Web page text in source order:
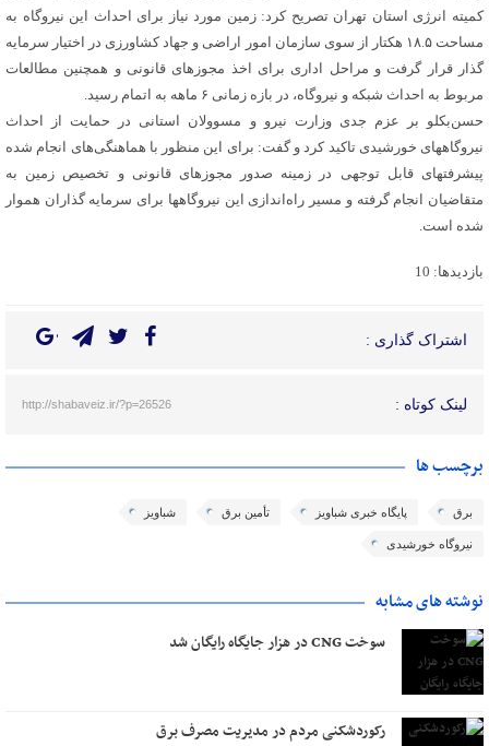
کمیته انرژی استان تهران تصریح کرد: زمین مورد نیاز برای احداث این نیروگاه به
مساحت ۱۸.۵ هکتار از سوی سازمان امور اراضی و جهاد کشاورزی در اختیار سرمایه
گذار قرار گرفت و مراحل اداری برای اخذ مجوزهای قانونی و همچنین مطالعات
مربوط به احداث شبکه و نیروگاه، در بازه زمانی ۶ ماهه به اتمام رسید.
حسن‌بکلو بر عزم جدی وزارت نیرو و مسوولان استانی در حمایت از احداث
نیروگاههای خورشیدی تاکید کرد و گفت: برای این منظور با هماهنگی‌های انجام شده
پیشرفتهای قابل توجهی در زمینه صدور مجوزهای قانونی و تخصیص زمین به
متقاضیان انجام گرفته و مسیر راه‌اندازی این نیروگاهها برای سرمایه گذاران هموار
شده است.
بازدیدها: 10
اشتراک گذاری :
لینک کوتاه : http://shabaveiz.ir/?p=26526
برچسب ها
برق پایگاه خبری شباویز تأمین برق شباویز
نیروگاه خورشیدی
نوشته های مشابه
سوخت CNG در هزار جایگاه رایگان شد
رکوردشکنی مردم در مدیریت مصرف برق